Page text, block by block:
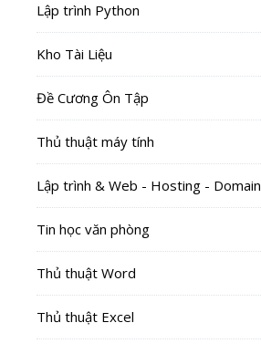
Lập trình Python
Kho Tài Liệu
Đề Cương Ôn Tập
Thủ thuật máy tính
Lập trình & Web - Hosting - Domain
Tin học văn phòng
Thủ thuật Word
Thủ thuật Excel